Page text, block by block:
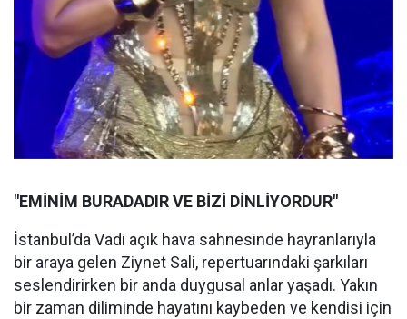
"EMİNİM BURADADIR VE BİZİ DİNLİYORDUR"
İstanbul’da Vadi açık hava sahnesinde hayranlarıyla
bir araya gelen Ziynet Sali, repertuarındaki şarkıları
seslendirirken bir anda duygusal anlar yaşadı. Yakın
bir zaman diliminde hayatını kaybeden ve kendisi için